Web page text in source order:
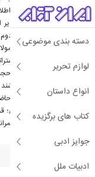
دسته بندی موضوعی
لوازم تحریر
انواع داستان
کتاب های برگزیده
جوایز ادبی
ادبیات ملل
نموده است. درک رابطۀ
متفاوت اطلاعات
آمار مربوط می‌شود. بعد
به کار گرفته می‌شود و
بعد سوم نیز اطلاعات
زندگی بشر است. امروزه
حکومت‌هایی که قادر
قدرت می‌یابند. مجموعۀ
محدودیت‌های واقع‌گرایی؛
متقابل؛ جهانی شدن و
درباره جوزف نای